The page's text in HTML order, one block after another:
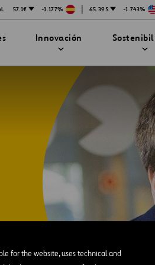
for the website, uses technical and
57.1€ -1.177% | 65.39$ -1.743%
Innovación